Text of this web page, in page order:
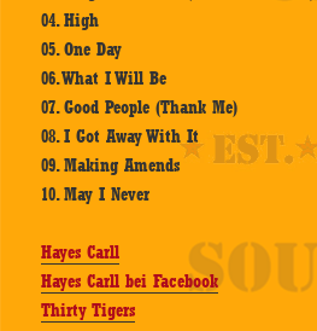
04. High
05. One Day
06. What I Will Be
07. Good People (Thank Me)
08. I Got Away With It
09. Making Amends
10. May I Never
Hayes Carll
Hayes Carll bei Facebook
Thirty Tigers